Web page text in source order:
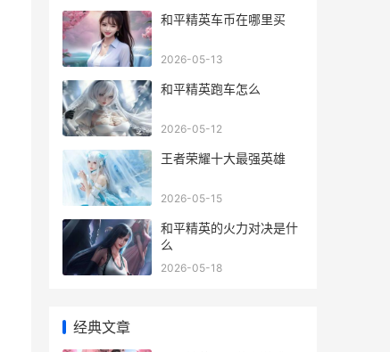
和平精英车币在哪里买
2026-05-13
和平精英跑车怎么
2026-05-12
王者荣耀十大最强英雄
2026-05-15
和平精英的火力对决是什
么
2026-05-18
经典文章